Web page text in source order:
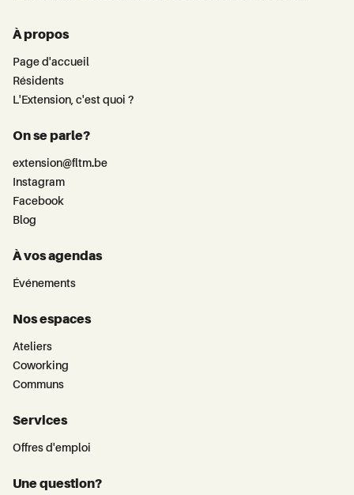
À propos
Page d'accueil
Résidents
L'Extension, c'est quoi ?
On se parle?
extension@fltm.be
Instagram
Facebook
Blog
À vos agendas
Événements
Nos espaces
Ateliers
Coworking
Communs
Services
Offres d'emploi
Une question?